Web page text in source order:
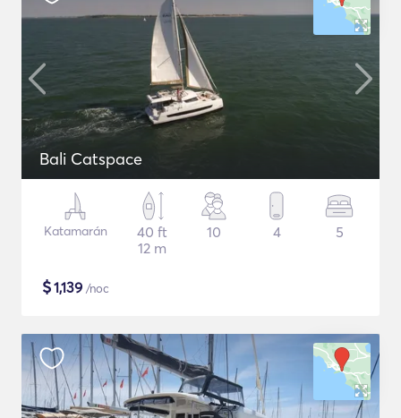
Bali Catspace
Katamarán
40 ft
12 m
10 4 5
$1,139 /noc